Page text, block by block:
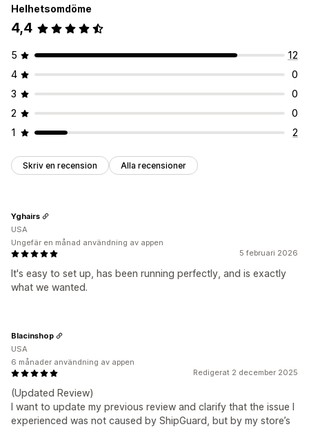
Helhetsomdöme
4,4
5
12
4
0
3
0
2
0
1
2
Skriv en recension Alla recensioner
5 februari 2026
It's easy to set up, has been running perfectly, and is exactly
what we wanted.
Yghairs
USA
Ungefär en månad användning av appen
Redigerat 2 december 2025
(Updated Review)
I want to update my previous review and clarify that the issue I
experienced was not caused by ShipGuard, but by my store’s
Blacinshop
USA
6 månader användning av appen